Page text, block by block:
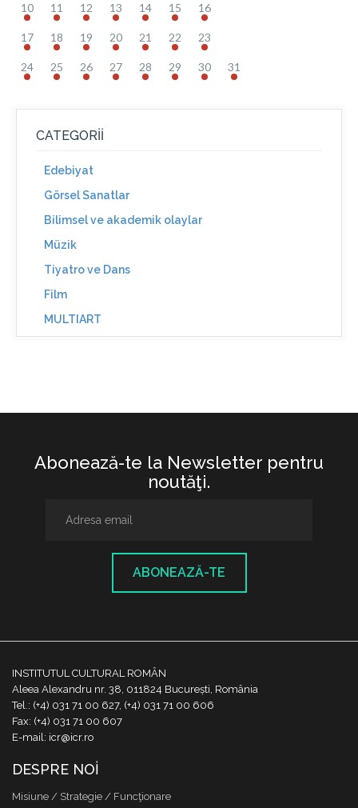
10 11 12 13 14 15 16
17 18 19 20 21 22 23
24 25 26 27 28 29 30 31
CATEGORII
Edebiyat
Görsel Sanatlar
Bilimsel ve akademik olaylar
Müzik
Tiyatro ve Dans
Film
MULTIART
Abonează-te la Newsletter pentru
noutăţi.
ABONEAZĂ-TE
INSTITUTUL CULTURAL ROMÂN
Aleea Alexandru nr. 38, 011824 București, România
Tel.: (+4) 031 71 00 627, (+4) 031 71 00 606
Fax: (+4) 031 71 00 607
E-mail: icr@icr.ro
DESPRE NOI
Misiune / Strategie / Funcţionare